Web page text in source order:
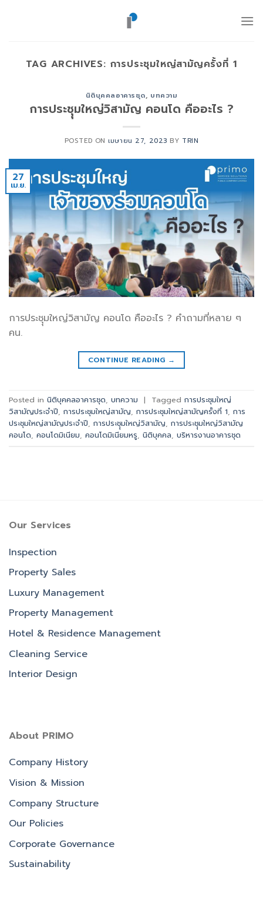
TAG ARCHIVES: การประชุมใหญ่สามัญครั้งที่ 1
นิติบุคคลอาคารชุด, บทความ
การประชุุมใหญ่วิสามัญ คอนโด คืออะไร ?
POSTED ONเมษายน 27, 2023 BY TRIN
27
เม.ย.
การประชุุมใหญ่วิสามัญ คอนโด คืออะไร ? คำถามที่หลาย ๆ
คน.
CONTINUE READING →
Posted in นิติบุคคลอาคารชุด, บทความ | Tagged การประชุมใหญ่
วิสามัญประจำปี, การประชุมใหญ่สามัญ, การประชุมใหญ่สามัญครั้งที่ 1, การ
ประชุมใหญ่สามัญประจำปี, การประชุุมใหญ่วิสามัญ, การประชุุมใหญ่วิสามัญ
คอนโด, คอนโดมิเนียม, คอนโดมิเนียมหรู, นิติบุคคล, บริหารงานอาคารชุด
Our Services
Inspection
Property Sales
Luxury Management
Property Management
Hotel & Residence Management
Cleaning Service
Interior Design
About PRIMO
Company History
Vision & Mission
Company Structure
Our Policies
Corporate Governance
Sustainability